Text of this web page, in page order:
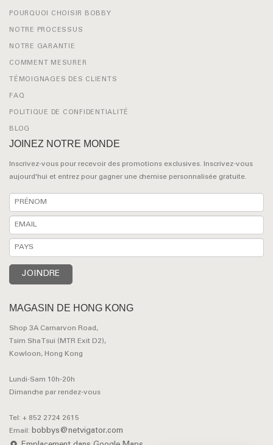
POURQUOI CHOISIR BOBBY
NOTRE PROCESSUS
NOTRE GARANTIE
COMMENT MESURER
TÉMOIGNAGES DES CLIENTS
FAQ
POLITIQUE DE CONFIDENTIALITÉ
BLOG
JOINEZ NOTRE MONDE
Inscrivez-vous pour recevoir des promotions exclusives. Inscrivez-vous
aujourd'hui et entrez pour gagner une chemise personnalisée gratuite.
MAGASIN DE HONG KONG
Shop 3A Carnarvon Road,
Tsim Sha Tsui (MTR Exit D2),
Kowloon, Hong Kong
Lundi-Sam 10h-20h
Dimanche par rendez-vous
Tel: + 852 2724 2615
Email: bobbys@netvigator.com